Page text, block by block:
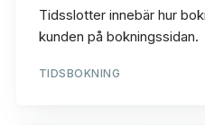
Tidsslotter innebär hur
kunden på bokningssidan.
TIDSBOKNING